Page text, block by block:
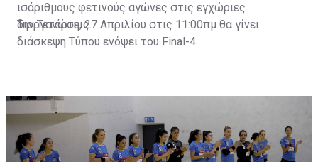
ισάριθμους φετινούς αγώνες στις εγχώριες
διοργανώσεις.
Την Τετάρτη, 27 Απριλίου στις 11:00πμ θα γίνει
διάσκεψη Τύπου ενόψει του Final-4.